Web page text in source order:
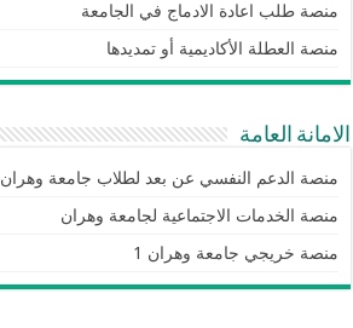
منصة طلب اعادة الادماج في الجامعة
منصة العطلة الأكاديمية أو تمديدها
الامانة العامة
منصة الدعم النفسي عن بعد لطلاب جامعة وهران 1
منصة الخدمات الاجتماعية لجامعة وهران
منصة خريجي جامعة وهران 1